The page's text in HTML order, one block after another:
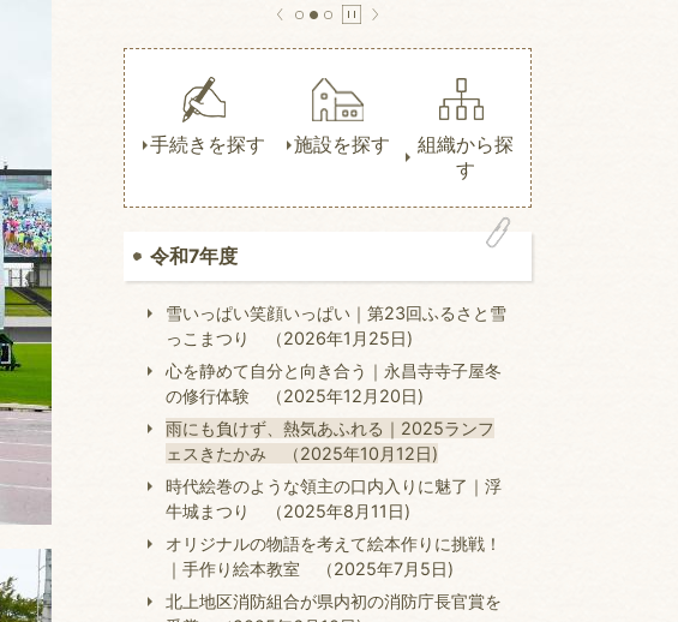
手続きを探す 施設を探す
組織から探
す
令和7年度
雪いっぱい笑顔いっぱい｜第23回ふるさと雪
っこまつり （2026年1月25日)
心を静めて自分と向き合う｜永昌寺寺子屋冬
の修行体験 （2025年12月20日)
雨にも負けず、熱気あふれる｜2025ランフ
ェスきたかみ （2025年10月12日)
時代絵巻のような領主の口内入りに魅了｜浮
牛城まつり （2025年8月11日)
オリジナルの物語を考えて絵本作りに挑戦！
｜手作り絵本教室 （2025年7月5日)
北上地区消防組合が県内初の消防庁長官賞を